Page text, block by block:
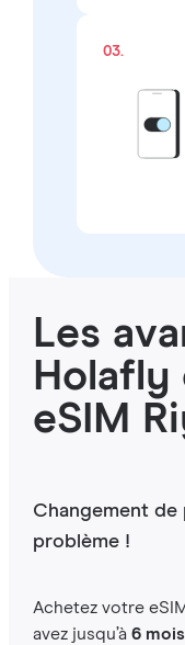
03.
Les
Holafly
eSIM
Changement de
problème !
Achetez votre
avez jusqu’à 6 mois